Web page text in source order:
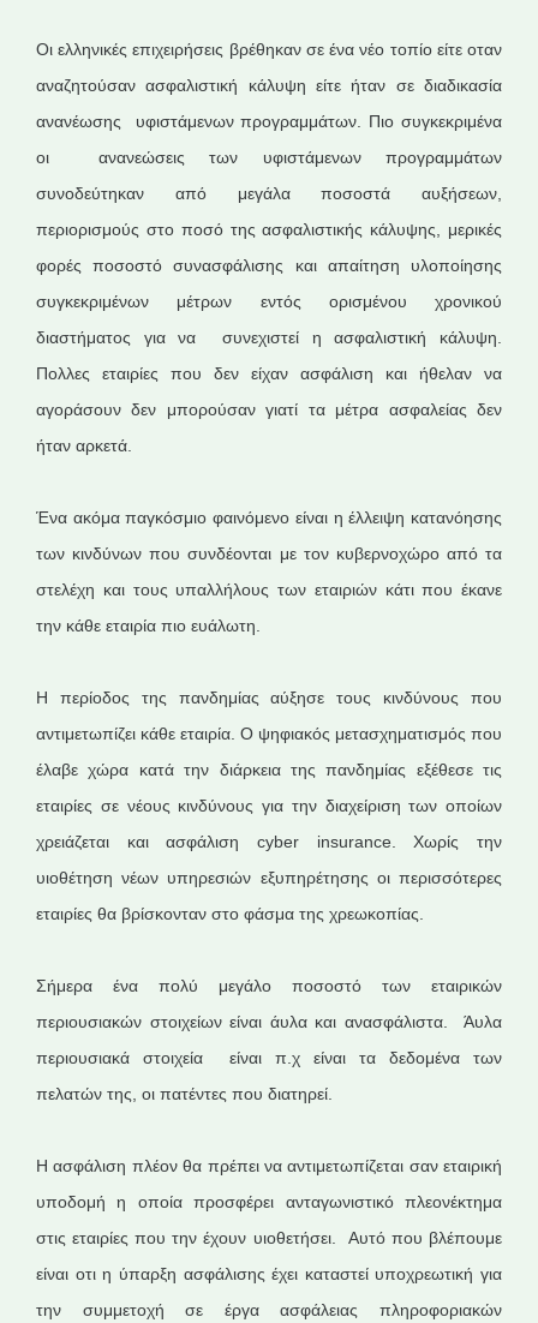
Οι ελληνικές επιχειρήσεις βρέθηκαν σε ένα νέο τοπίο είτε οταν
αναζητούσαν ασφαλιστική κάλυψη είτε ήταν σε διαδικασία
ανανέωσης υφιστάμενων προγραμμάτων. Πιο συγκεκριμένα
οι ανανεώσεις των υφιστάμενων προγραμμάτων
συνοδεύτηκαν από μεγάλα ποσοστά αυξήσεων,
περιορισμούς στο ποσό της ασφαλιστικής κάλυψης, μερικές
φορές ποσοστό συνασφάλισης και απαίτηση υλοποίησης
συγκεκριμένων μέτρων εντός ορισμένου χρονικού
διαστήματος για να συνεχιστεί η ασφαλιστική κάλυψη.
Πολλες εταιρίες που δεν είχαν ασφάλιση και ήθελαν να
αγοράσουν δεν μπορούσαν γιατί τα μέτρα ασφαλείας δεν
ήταν αρκετά.
Ένα ακόμα παγκόσμιο φαινόμενο είναι η έλλειψη κατανόησης
των κινδύνων που συνδέονται με τον κυβερνοχώρο από τα
στελέχη και τους υπαλλήλους των εταιριών κάτι που έκανε
την κάθε εταιρία πιο ευάλωτη.
Η περίοδος της πανδημίας αύξησε τους κινδύνους που
αντιμετωπίζει κάθε εταιρία. Ο ψηφιακός μετασχηματισμός που
έλαβε χώρα κατά την διάρκεια της πανδημίας εξέθεσε τις
εταιρίες σε νέους κινδύνους για την διαχείριση των οποίων
χρειάζεται και ασφάλιση cyber insurance. Χωρίς την
υιοθέτηση νέων υπηρεσιών εξυπηρέτησης οι περισσότερες
εταιρίες θα βρίσκονταν στο φάσμα της χρεωκοπίας.
Σήμερα ένα πολύ μεγάλο ποσοστό των εταιρικών
περιουσιακών στοιχείων είναι άυλα και ανασφάλιστα. Άυλα
περιουσιακά στοιχεία είναι π.χ είναι τα δεδομένα των
πελατών της, οι πατέντες που διατηρεί.
H ασφάλιση πλέον θα πρέπει να αντιμετωπίζεται σαν εταιρική
υποδομή η οποία προσφέρει ανταγωνιστικό πλεονέκτημα
στις εταιρίες που την έχουν υιοθετήσει. Αυτό που βλέπουμε
είναι οτι η ύπαρξη ασφάλισης έχει καταστεί υποχρεωτική για
την συμμετοχή σε έργα ασφάλειας πληροφοριακών